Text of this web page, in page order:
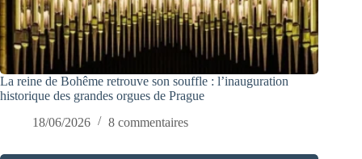
La reine de Bohême retrouve son souffle : l’inauguration
historique des grandes orgues de Prague
18/06/2026
8 commentaires